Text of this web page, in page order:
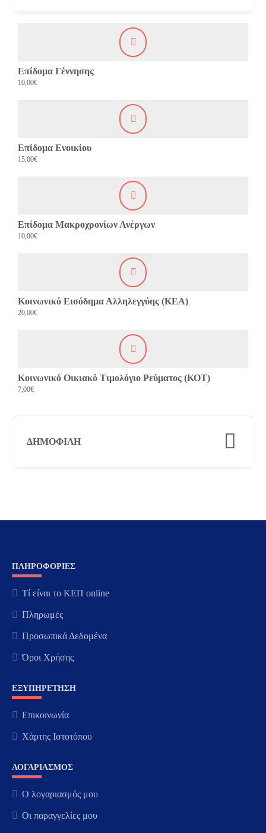
Επίδομα Γέννησης
10,00€
Επίδομα Ενοικίου
15,00€
Επίδομα Μακροχρονίων Ανέργων
10,00€
Κοινωνικό Εισόδημα Αλληλεγγύης (ΚΕΑ)
20,00€
Κοινωνικό Οικιακό Τιμολόγιο Ρεύματος (ΚΟΤ)
7,00€
ΔΗΜΟΦΙΛΉ
ΠΛΗΡΟΦΟΡΊΕΣ
Τί είναι το ΚΕΠ online
Πληρωμές
Προσωπικά Δεδομένα
Όροι Χρήσης
ΕΞΥΠΗΡΈΤΗΣΗ
Επικοινωνία
Χάρτης Ιστοτόπου
ΛΟΓΑΡΙΑΣΜΌΣ
Ο λογαριασμός μου
Οι παραγγελίες μου